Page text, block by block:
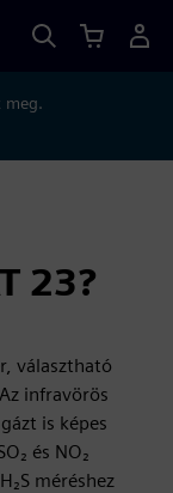
meg.
23?
választható
infravörös
is képes
és NO₂
méréshez